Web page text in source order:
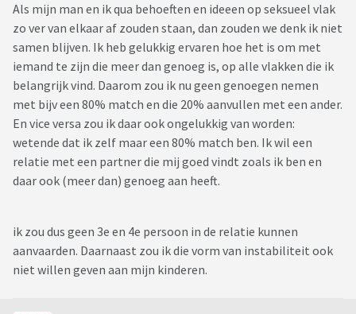
Als mijn man en ik qua behoeften en ideeen op seksueel vlak
zo ver van elkaar af zouden staan, dan zouden we denk ik niet
samen blijven. Ik heb gelukkig ervaren hoe het is om met
iemand te zijn die meer dan genoeg is, op alle vlakken die ik
belangrijk vind. Daarom zou ik nu geen genoegen nemen
met bijv een 80% match en die 20% aanvullen met een ander.
En vice versa zou ik daar ook ongelukkig van worden:
wetende dat ik zelf maar een 80% match ben. Ik wil een
relatie met een partner die mij goed vindt zoals ik ben en
daar ook (meer dan) genoeg aan heeft.
ik zou dus geen 3e en 4e persoon in de relatie kunnen
aanvaarden. Daarnaast zou ik die vorm van instabiliteit ook
niet willen geven aan mijn kinderen.